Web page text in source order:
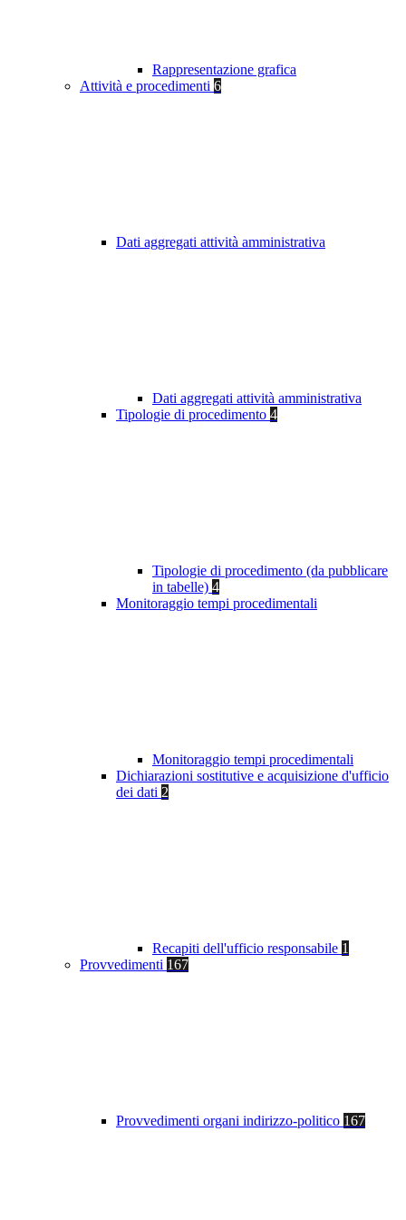
Rappresentazione grafica
Attività e procedimenti 6
Dati aggregati attività amministrativa
Dati aggregati attività amministrativa
Tipologie di procedimento 4
Tipologie di procedimento (da pubblicare
in tabelle) 4
Monitoraggio tempi procedimentali
Monitoraggio tempi procedimentali
Dichiarazioni sostitutive e acquisizione d'ufficio
dei dati 2
Recapiti dell'ufficio responsabile 1
Provvedimenti 167
Provvedimenti organi indirizzo-politico 167